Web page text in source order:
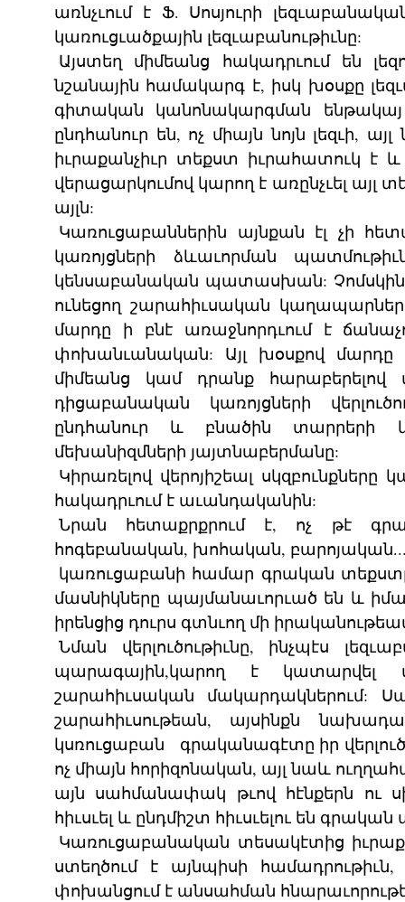
առնչւում է Ֆ. Սոսյուրի
կառուցւածքային լեզւաբանութիւնը:
Այստեղ միմեանց հակադրւում են
նշանային համակարգ է, իսկ խօսքը
գիտական կանոնակարգման ենթակայ
ընդհանուր են, ոչ միայն նոյն լեզւի,
իւրաքանչիւր տեքստ իւրահատուկ է
վերացարկումով կարող է առընչւել
այլն:
Կառուցաբաններին այնքան էլ չի
կառոյցների ձևաւորման
կենսաբանական պատասխան: Չոմսկին՝
ունեցող շարահիւսական
մարդը ի բնէ առաջնորդւում է
փոխանւանական: Այլ խօսքով մարդը
միմեանց կամ դրանք
դիցաբանական կառոյցների
ընդհանուր և բնածին տարրերի
մեխանիզմների յայտնաբերմանը:
Կիրառելով վերոյիշեալ
հակադրւում է աւանդականին:
Նրան հետաքրքրում է, ոչ թէ
հոգեբանական, խոհական, բարոյական...
կառուցաբանի համար գրական
մասնիկները պայմանաւորւած են և
իրենցից դուրս գտնւող մի
Նման վերլուծութիւնը, ինչպէս
պարագային,կարող է կատարվել
շարահիւսական մակարդակներում:
շարահիւսութեան, այսինքն
կսռուցաբան գրականագէտը իր
ոչ միայն հորիզոնական, այլ նաև
այն սահմանափակ թւով հէնքերն ու
հիւսւել և ընդմիշտ հիւսւելու են
Կառուցաբանական տեսակէտից
ստեղծում է այնպիսի
փոխանցում է անսահման